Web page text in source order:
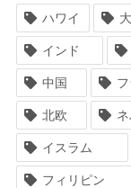
ハワイ
インド
中国
北欧
イスラム
フィリピン